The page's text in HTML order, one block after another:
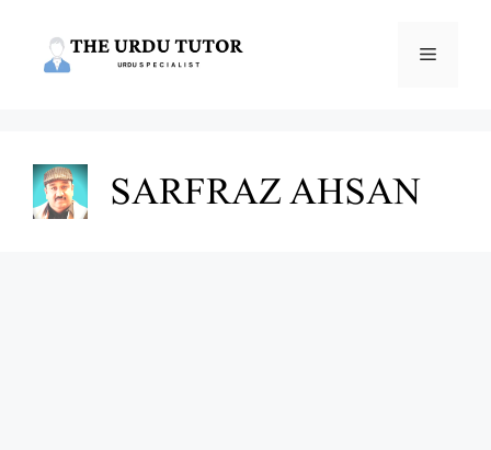
Menu
SARFRAZ AHSAN